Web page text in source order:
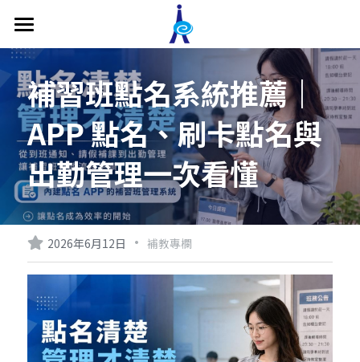
關於我們
補習班管理系統
功能介紹
補習班教務管理
補習班收費帳務管理
補習班形象網站
補習班專屬APP
主管端APP
老師端APP
價格方案
補教系統專欄
影片專區
最新消息
聯繫我們
補習班點名系統推薦｜
APP 點名、刷卡點名與
出勤管理一次看懂
2026年6月12日 · 補教專欄